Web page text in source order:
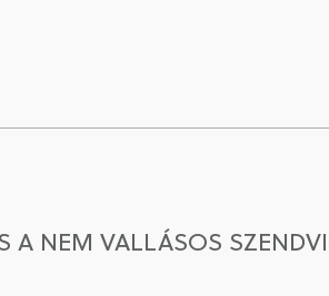
A NEM VALLÁSOS